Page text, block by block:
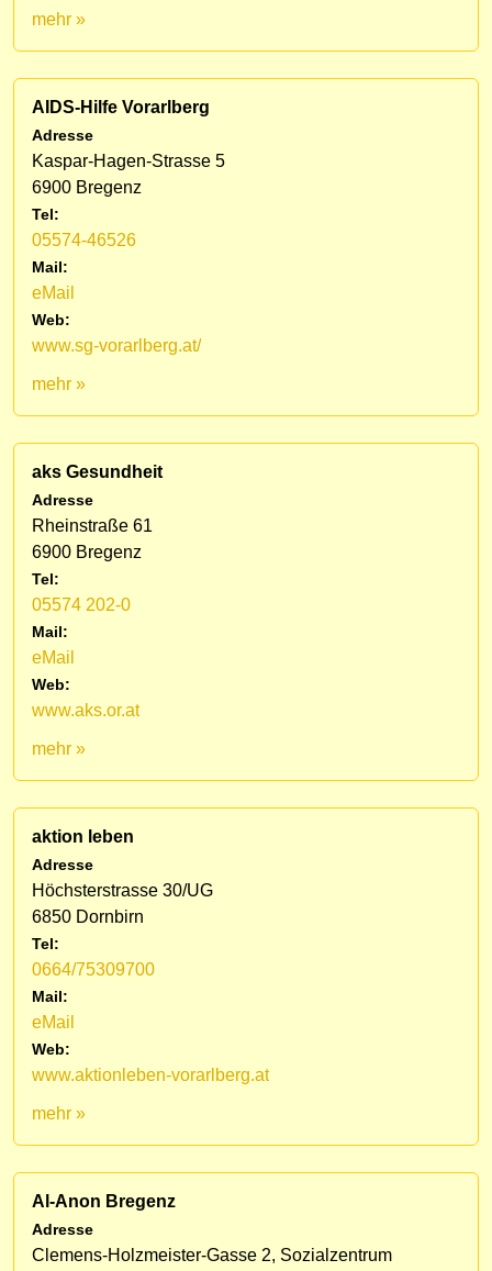
mehr »
AIDS-Hilfe Vorarlberg
Adresse
Kaspar-Hagen-Strasse 5
6900 Bregenz
Tel:
05574-46526
Mail:
eMail
Web:
www.sg-vorarlberg.at/
mehr »
aks Gesundheit
Adresse
Rheinstraße 61
6900 Bregenz
Tel:
05574 202-0
Mail:
eMail
Web:
www.aks.or.at
mehr »
aktion leben
Adresse
Höchsterstrasse 30/UG
6850 Dornbirn
Tel:
0664/75309700
Mail:
eMail
Web:
www.aktionleben-vorarlberg.at
mehr »
Al-Anon Bregenz
Adresse
Clemens-Holzmeister-Gasse 2, Sozialzentrum